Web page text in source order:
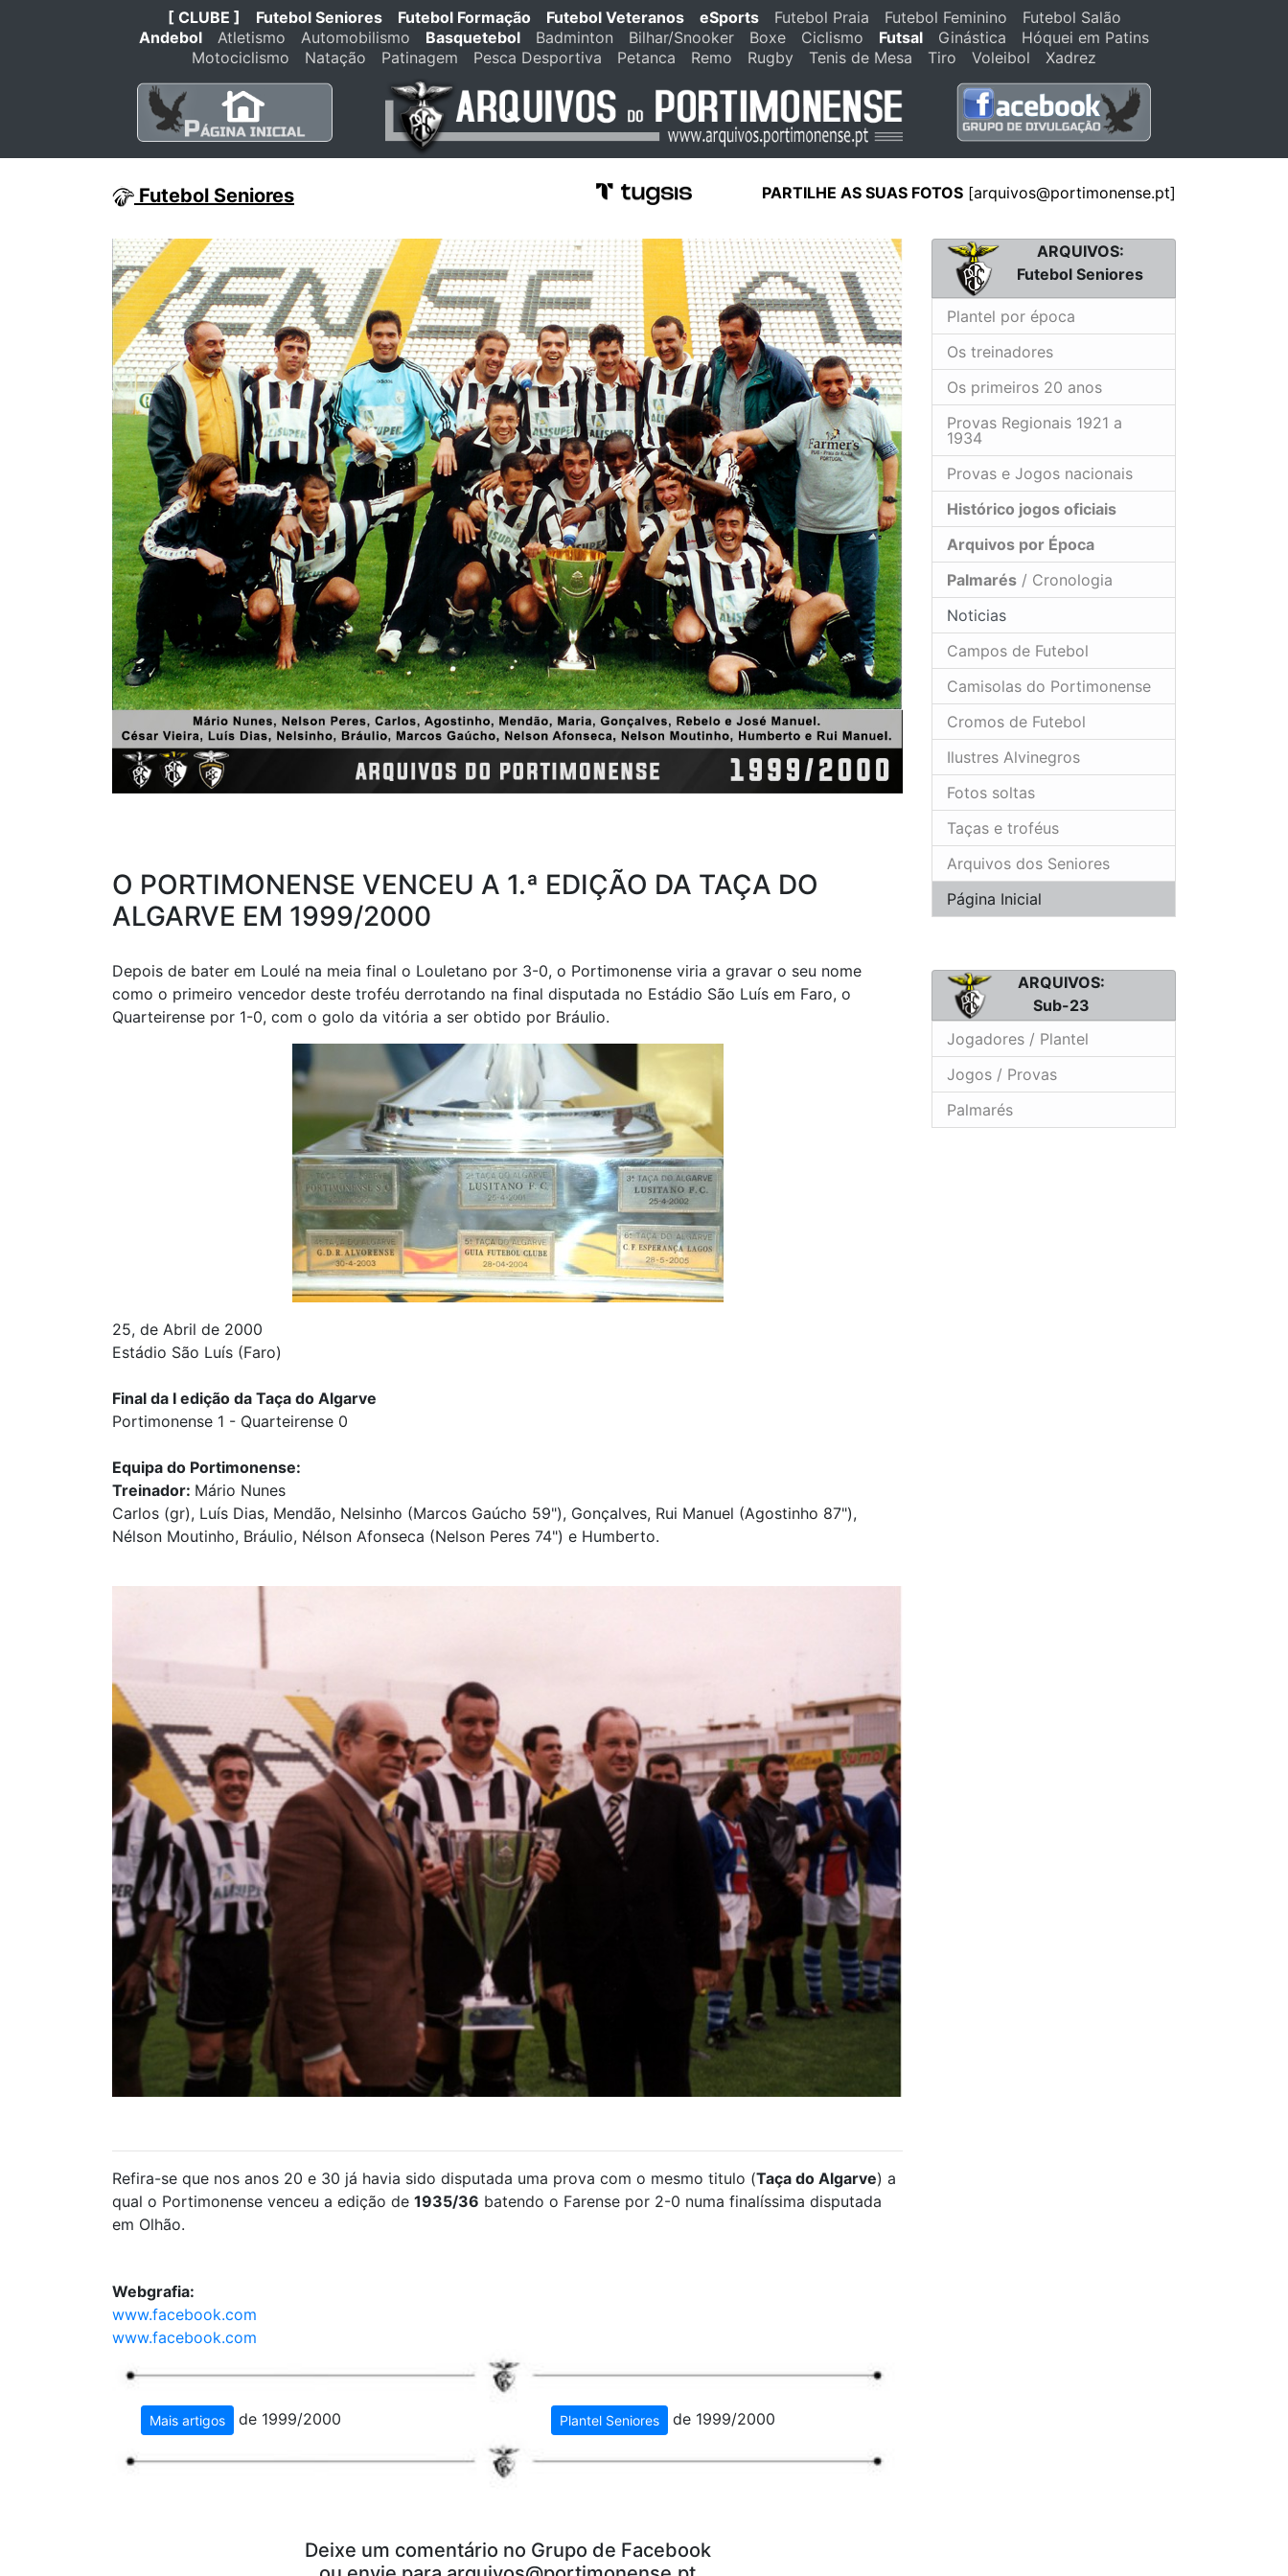
[ CLUBE ] Futebol Seniores Futebol Formação Futebol Veteranos eSports Futebol Praia Futebol Feminino
Futebol Salão
Andebol
Atletismo Automobilismo Basquetebol Badminton Bilhar/Snooker Boxe Ciclismo Futsal Ginástica
Hóquei em Patins
Motociclismo
Natação Patinagem Pesca Desportiva Petanca Remo Rugby Tenis de Mesa Tiro Voleibol Xadrez
Futebol Seniores PARTILHE AS SUAS FOTOS [arquivos@portimonense.pt]
O PORTIMONENSE VENCEU A 1.ª EDIÇÃO DA TAÇA DO
ALGARVE EM 1999/2000
Depois de bater em Loulé na meia final o Louletano por 3-0, o Portimonense viria a gravar o seu nome
como o primeiro vencedor deste troféu derrotando na final disputada no Estádio São Luís em Faro, o
Quarteirense por 1-0, com o golo da vitória a ser obtido por Bráulio.
25, de Abril de 2000
Estádio São Luís (Faro)
Final da I edição da Taça do Algarve
Portimonense 1 - Quarteirense 0
Equipa do Portimonense:
Treinador: Mário Nunes
Carlos (gr), Luís Dias, Mendão, Nelsinho (Marcos Gaúcho 59"), Gonçalves, Rui Manuel (Agostinho 87"),
Nélson Moutinho, Bráulio, Nélson Afonseca (Nelson Peres 74") e Humberto.
Refira-se que nos anos 20 e 30 já havia sido disputada uma prova com o mesmo titulo (Taça do Algarve) a
qual o Portimonense venceu a edição de 1935/36 batendo o Farense por 2-0 numa finalíssima disputada
em Olhão.
Webgrafia:
www.facebook.com
www.facebook.com
Mais artigos de 1999/2000 Plantel Seniores de 1999/2000
Deixe um comentário no Grupo de Facebook
ARQUIVOS:
Futebol Seniores
Plantel por época
Os treinadores
Os primeiros 20 anos
Provas Regionais 1921 a
1934
Provas e Jogos nacionais
Histórico jogos oficiais
Arquivos por Época
Palmarés / Cronologia
Noticias
Campos de Futebol
Camisolas do Portimonense
Cromos de Futebol
Ilustres Alvinegros
Fotos soltas
Taças e troféus
Arquivos dos Seniores
Página Inicial
ARQUIVOS:
Sub-23
Jogadores / Plantel
Jogos / Provas
Palmarés